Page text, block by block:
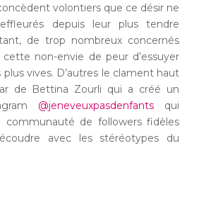
volontiers que ce désir ne
depuis leur plus tendre
de trop nombreux concernés
non-envie de peur d’essuyer
plus vives. D’autres le clament haut
de Bettina Zourli qui a créé un
@jeneveuxpasdenfants qui
communauté de followers fidèles
avec les stéréotypes du